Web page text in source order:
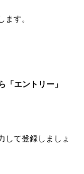
ます。
「エントリー」
して登録しましょ